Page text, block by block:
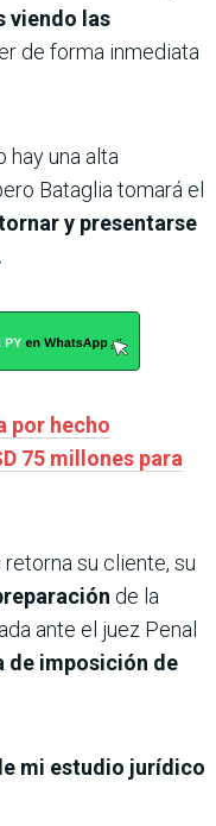
viendo las
de forma inmediata
hay una alta
Bataglia tomará el
y presentarse
por hecho
75 millones para
su cliente, su
de la
ante el juez Penal
de imposición de
mi estudio jurídico